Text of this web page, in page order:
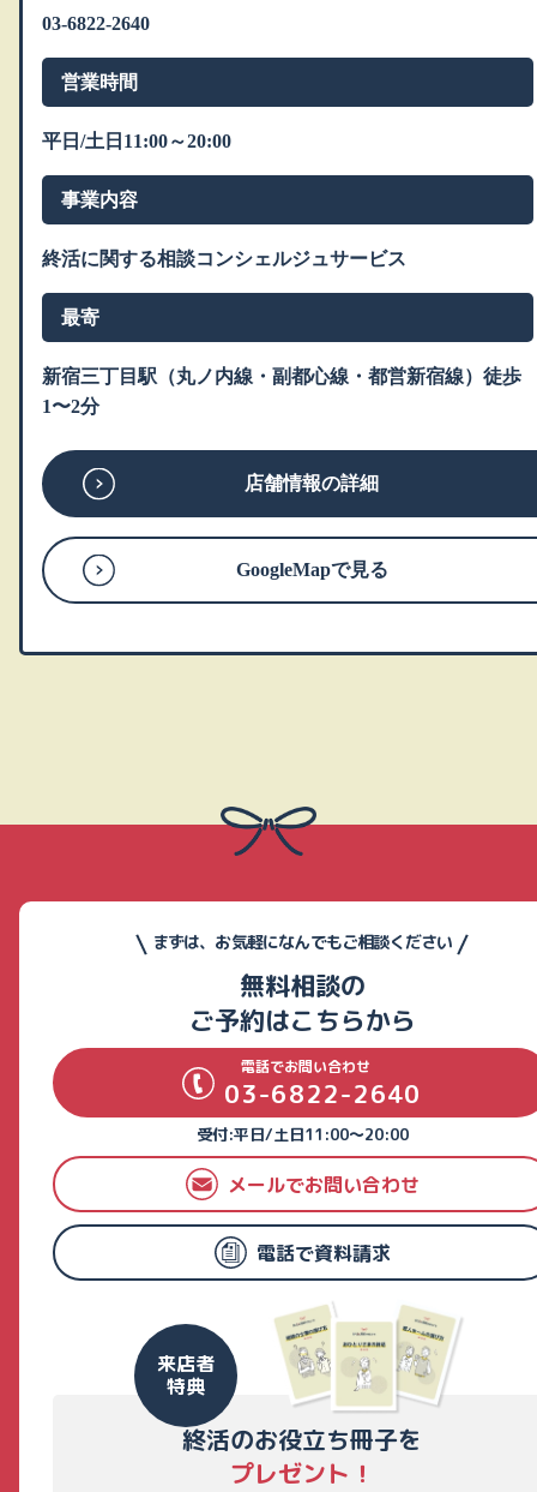
03-6822-2640
営業時間
平日/土日11:00～20:00
事業内容
終活に関する相談コンシェルジュサービス
最寄
新宿三丁目駅（丸ノ内線・副都心線・都営新宿線）徒歩
1〜2分
店舗情報の詳細
GoogleMapで見る
まずは、お気軽になんでもご相談ください
無料相談の
ご予約はこちらから
電話でお問い合わせ
03-6822-2640
受付:平日/土日11:00～20:00
メールでお問い合わせ
電話で資料請求
来店者
特典
終活のお役立ち冊子を
プレゼント！